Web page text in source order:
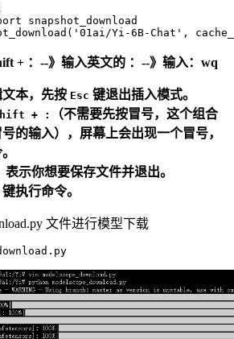
snapshot_download
'01ai/Yi-6B-Chat' ,
+ ：--》输入英文的 ：--》输入：wq
本，先按 Esc 键退出插入模式。
+ :
（不需要先按冒号，这个组合
的输入），屏幕上会出现一个冒号，
表示你想要保存文件并退出。
键执行命令。
文件进行模型下载